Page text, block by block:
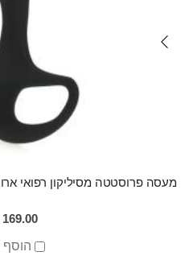
169.00 ₪
הוסף